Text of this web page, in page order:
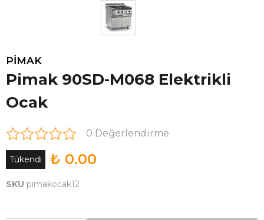
PİMAK
Pimak 90SD-M068 Elektrikli
Ocak
0 Değerlendirme
Tükendi ₺ 0.00
SKU pımakocak12